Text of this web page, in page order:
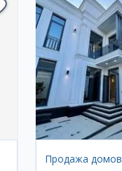
Продажа домов